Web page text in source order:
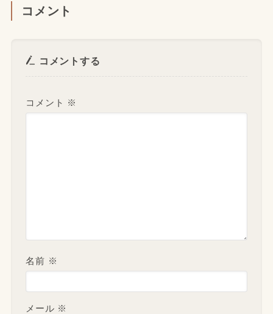
コメント
コメントする
コメント ※
名前 ※
メール ※